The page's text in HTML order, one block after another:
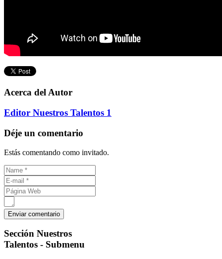
Acerca del Autor
Editor Nuestros Talentos 1
Déje un comentario
Estás comentando como invitado.
Sección Nuestros
Talentos - Submenu